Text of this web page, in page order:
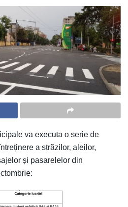
va executa o serie de
a străzilor, aleilor,
și pasarelelor din